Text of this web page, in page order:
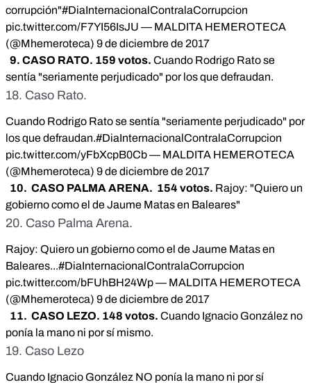
corrupción"#DiaInternacionalContralaCorrupcion
pic.twitter.com/F7YI56IsJU — MALDITA HEMEROTECA
(@Mhemeroteca) 9 de diciembre de 2017
9. CASO RATO. 159 votos. Cuando Rodrigo Rato se
sentía "seriamente perjudicado" por los que defraudan.
18. Caso Rato.
Cuando Rodrigo Rato se sentía "seriamente perjudicado" por
los que defraudan.#DiaInternacionalContralaCorrupcion
pic.twitter.com/yFbXcpB0Cb— MALDITA HEMEROTECA
(@Mhemeroteca) 9 de diciembre de 2017
10. CASO PALMA ARENA. 154 votos. Rajoy: "Quiero un
gobierno como el de Jaume Matas en Baleares"
20. Caso Palma Arena.
Rajoy: Quiero un gobierno como el de Jaume Matas en
Baleares...#DiaInternacionalContralaCorrupcion
pic.twitter.com/bFUhBH24Wp— MALDITA HEMEROTECA
(@Mhemeroteca) 9 de diciembre de 2017
11. CASO LEZO. 148 votos. Cuando Ignacio González no
ponía la mano ni por sí mismo.
19. Caso Lezo
Cuando Ignacio González NO ponía la mano ni por sí